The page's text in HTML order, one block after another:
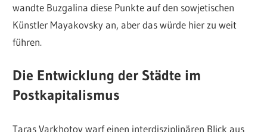
wandte Buzgalina diese Punkte auf den sowjetischen
Künstler Mayakovsky an, aber das würde hier zu weit
führen.
Die Entwicklung der Städte im
Postkapitalismus
Taras Varkhotov warf einen interdisziplinären Blick aus